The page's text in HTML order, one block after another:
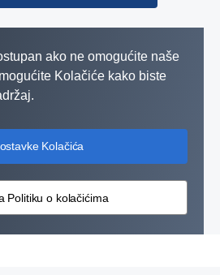
ako ne omogućite naše
Kolačiće kako biste
Kolačića
Politiku o kolačićima